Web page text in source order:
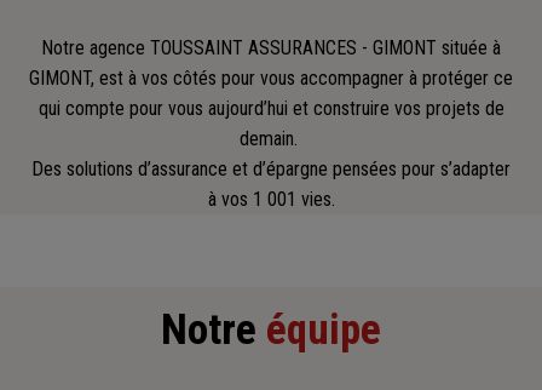
Notre agence TOUSSAINT ASSURANCES - GIMONT située à
GIMONT, est à vos côtés pour vous accompagner à protéger ce
qui compte pour vous aujourd’hui et construire vos projets de
demain.
Des solutions d’assurance et d’épargne pensées pour s’adapter
à vos 1 001 vies.
Notre équipe